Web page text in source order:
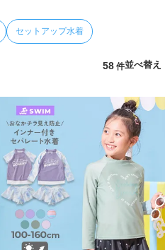
セットアップ水着
並べ替え
58